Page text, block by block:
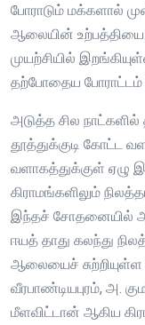
போராடும் மக்களால்
ஆலையின் உற்பத்தியை
முயற்சியில்
தற்போதைய போராட்டம்
அடுத்த சில நாட்களில்
தூத்துக்குடி கோட்ட
வளாகத்துக்குள் ஏழு
கிராமங்களிலும்
இந்தச் சோதனையில்
ஈயத் தாது கலந்து
ஆலையைச் சுற்றியுள்ள
வீரபாண்டியபுரம், அ.
மீளவிட்டான் ஆகிய